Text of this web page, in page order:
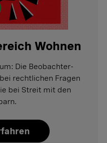
Wohnen
Die Beobachter-
rechtlichen Fragen
bei Streit mit den